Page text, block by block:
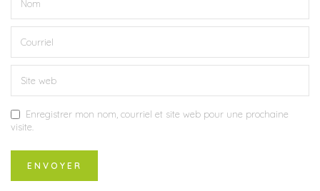
Enregistrer mon nom, courriel et site web pour une prochaine
visite.